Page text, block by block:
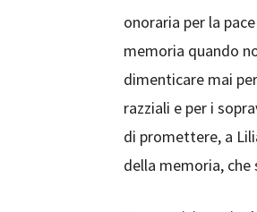
onoraria per la
memoria quando
dimenticare mai
razziali e per i
di promettere, a
della memoria, che